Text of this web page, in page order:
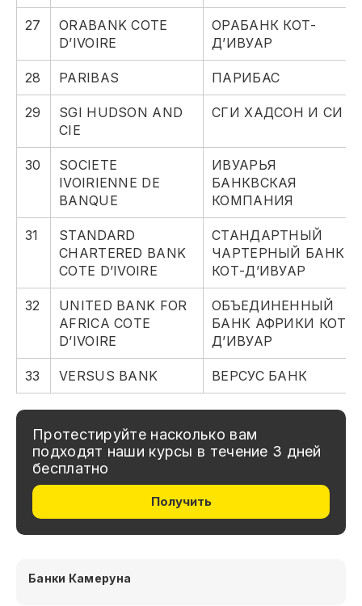
27
ORABANK COTE
D’IVOIRE
ОРАБАНК КОТ-
Д’ИВУАР
28 PARIBAS ПАРИБАС
29
SGI HUDSON AND
CIE
СГИ ХАДСОН И СИ
30
SOCIETE
IVOIRIENNE DE
BANQUE
ИВУАРЬЯ
БАНКВСКАЯ
КОМПАНИЯ
31
STANDARD
CHARTERED BANK
COTE D’IVOIRE
СТАНДАРТНЫЙ
ЧАРТЕРНЫЙ БАНК
КОТ-Д’ИВУАР
32
UNITED BANK FOR
AFRICA COTE
D’IVOIRE
ОБЪЕДИНЕННЫЙ
БАНК АФРИКИ КОТ-
Д’ИВУАР
33 VERSUS BANK ВЕРСУС БАНК
Протестируйте насколько вам
подходят наши курсы в течение 3 дней
бесплатно
Получить
Банки Камеруна